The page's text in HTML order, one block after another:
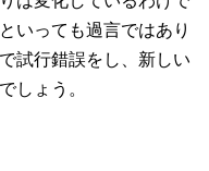
いっても過言ではあり
試行錯誤をし、新しい
しょう。